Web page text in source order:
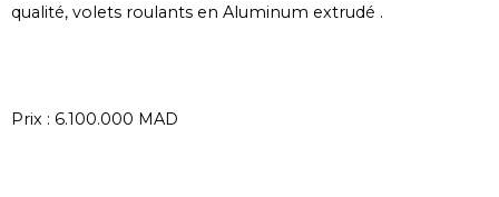
qualité, volets roulants en Aluminum extrudé .
Prix : 6.100.000 MAD